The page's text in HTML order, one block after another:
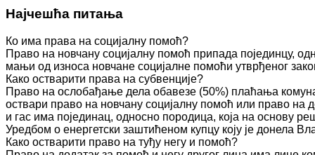
Најчешћа питања
Ко има права на социјалну помоћ?
Право на новчану социјалну помоћ припада појединцу,
мањи од износа новчане социјалне помоћи утврђеног
Како остварити права на субвенције?
Право на ослобађање дела обавезе (50%) плаћања
оствари право на новчану социјалну помоћ или право на
и гас има појединац, односно породица, која на основу
Уредбом о енергетски заштићеном купцу коју је донела
Како остварити право на туђу негу и помоћ?